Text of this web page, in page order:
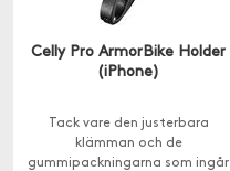
Celly Pro ArmorBike Holder
(iPhone)
Tack vare den justerbara
klämman och de
gummipackningarna som ingår